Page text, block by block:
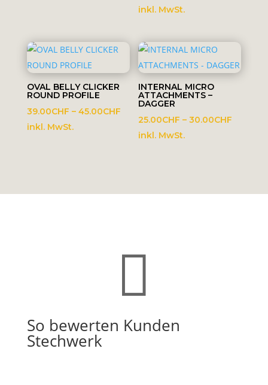
13.00CHF
inkl. MwSt.
OVAL BELLY CLICKER
ROUND PROFILE
39.00CHF – 45.00CHFPreisspanne:
39.00CHF
inkl. MwSt.
INTERNAL MICRO
ATTACHMENTS –
DAGGER
25.00CHF –30.00CHF
inkl. MwSt.

So bewerten Kunden
Stechwerk